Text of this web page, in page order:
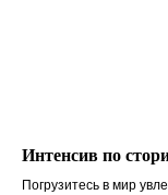
Интенсив по
Погрузитесь в мир